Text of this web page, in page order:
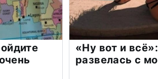
«Ну вот и
развелась с